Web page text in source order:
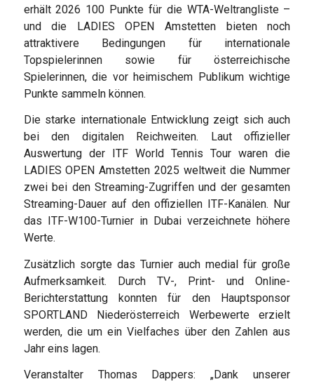
erhält 2026 100 Punkte für die WTA-Weltrangliste –
und die LADIES OPEN Amstetten bieten noch
attraktivere Bedingungen für internationale
Topspielerinnen sowie für österreichische
Spielerinnen, die vor heimischem Publikum wichtige
Punkte sammeln können.
Die starke internationale Entwicklung zeigt sich auch
bei den digitalen Reichweiten. Laut offizieller
Auswertung der ITF World Tennis Tour waren die
LADIES OPEN Amstetten 2025 weltweit die Nummer
zwei bei den Streaming-Zugriffen und der gesamten
Streaming-Dauer auf den offiziellen ITF-Kanälen. Nur
das ITF-W100-Turnier in Dubai verzeichnete höhere
Werte.
Zusätzlich sorgte das Turnier auch medial für große
Aufmerksamkeit. Durch TV-, Print- und Online-
Berichterstattung konnten für den Hauptsponsor
SPORTLAND Niederösterreich Werbewerte erzielt
werden, die um ein Vielfaches über den Zahlen aus
Jahr eins lagen.
Veranstalter Thomas Dappers: „Dank unserer